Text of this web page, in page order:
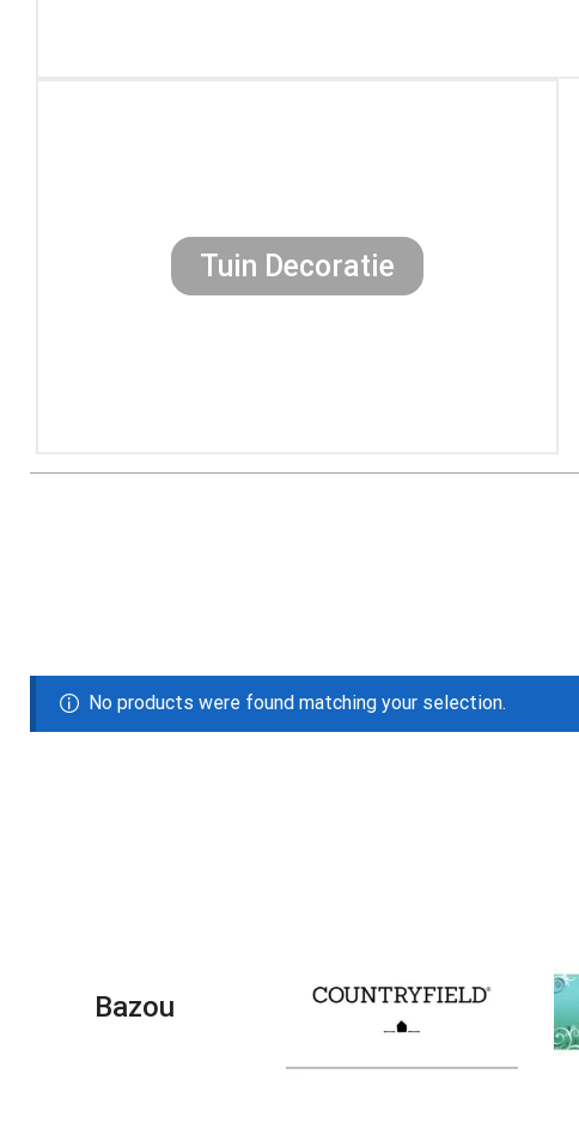
Tuin Decoratie
No products were found matching your selection.
Bazou